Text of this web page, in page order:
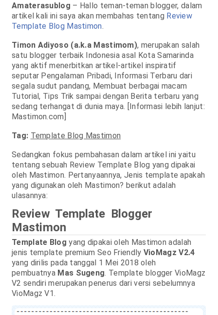
Amaterasublog – Hallo teman-teman blogger, dalam
artikel kali ini saya akan membahas tentang Review
Template Blog Mastimon.
Timon Adiyoso (a.k.a Mastimom), merupakan salah
satu blogger terbaik Indonesia asal Kota Samarinda
yang aktif menerbitkan artikel-artikel inspiratif
seputar Pengalaman Pribadi, Informasi Terbaru dari
segala sudut pandang, Membuat berbagai macam
Tutorial, Tips Trik sampai dengan Berita terbaru yang
sedang terhangat di dunia maya. [Informasi lebih lanjut:
Mastimon.com]
Tag: Template Blog Mastimon
Sedangkan fokus pembahasan dalam artikel ini yaitu
tentang sebuah Review Template Blog yang dipakai
oleh Mastimon. Pertanyaannya, Jenis template apakah
yang digunakan oleh Mastimon? berikut adalah
ulasannya:
Review Template Blogger
Mastimon
Template Blog yang dipakai oleh Mastimon adalah
jenis template premium Seo Friendly VioMagz V2.4
yang dirilis pada tanggal 1 Mei 2018 oleh
pembuatnya Mas Sugeng. Template blogger VioMagz
V2 sendiri merupakan penerus dari versi sebelumnya
VioMagz V1.